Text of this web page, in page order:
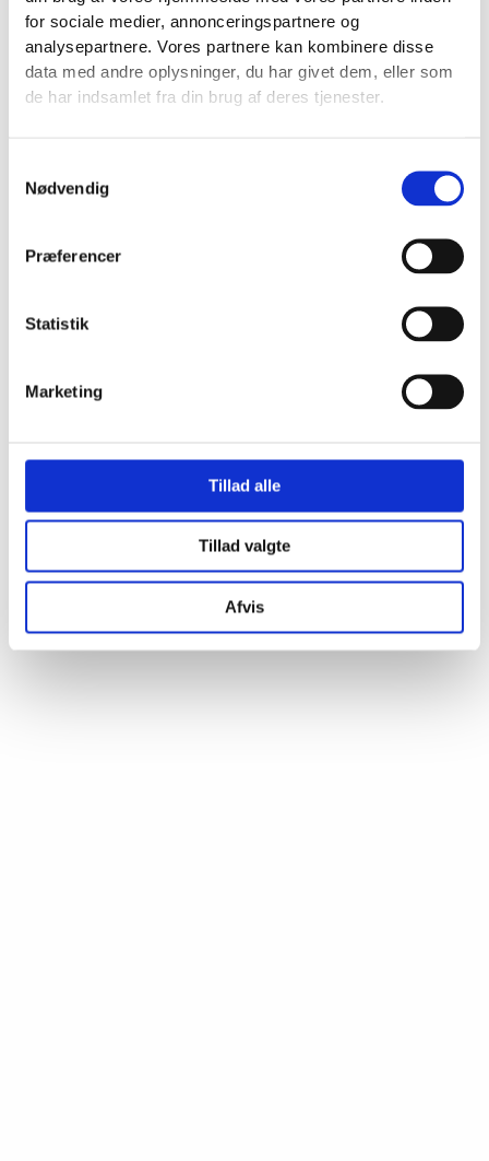
for sociale medier, annonceringspartnere og
analysepartnere. Vores partnere kan kombinere disse
data med andre oplysninger, du har givet dem, eller som
de har indsamlet fra din brug af deres tjenester.
Nødvendig
Præferencer
Statistik
Marketing
Tillad alle
Tillad valgte
Afvis
SE OPSKRIFTEN